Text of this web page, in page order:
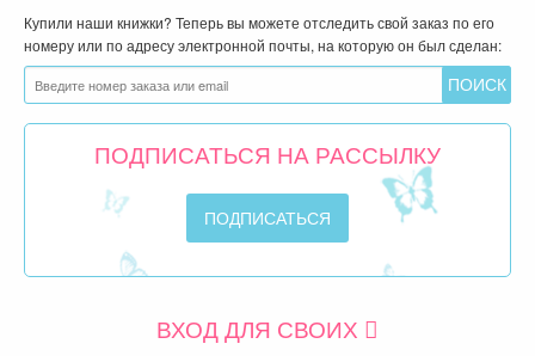
Купили наши книжки? Теперь вы можете отследить свой заказ по его
номеру или по адресу электронной почты, на которую он был сделан:
ПОДПИСАТЬСЯ НА РАССЫЛКУ
ВХОД ДЛЯ СВОИХ